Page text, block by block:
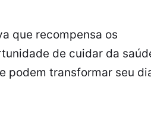
que recompensa os
de cuidar da
podem transformar seu